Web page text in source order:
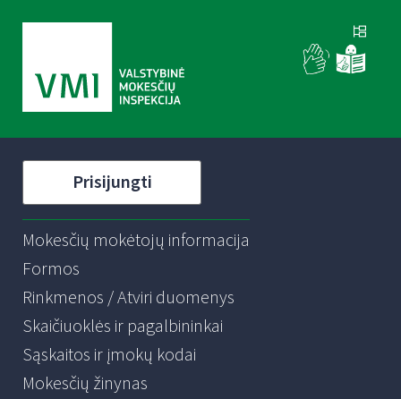
Prisijungti
Mokesčių mokėtojų informacija
Formos
Rinkmenos / Atviri duomenys
Skaičiuoklės ir pagalbininkai
Sąskaitos ir įmokų kodai
Mokesčių žinynas